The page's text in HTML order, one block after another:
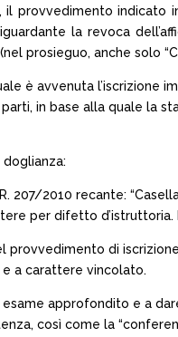
provvedimento indicato
la revoca
prosieguo, anche solo
è avvenuta l’iscrizione
in base alla quale la
207/2010 recante:
per difetto d’istruttoria.
di
a carattere vincolato.
approfondito e a
così come la